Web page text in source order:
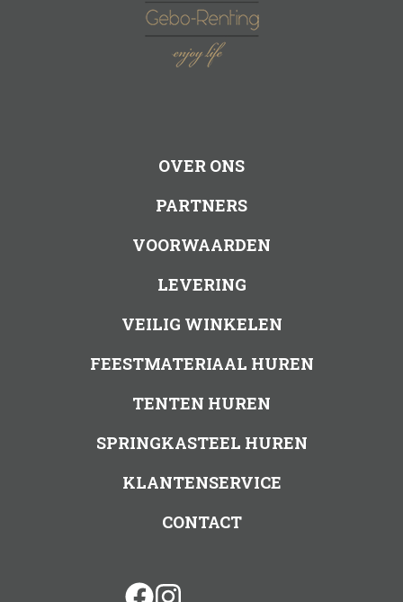
OVER ONS
PARTNERS
VOORWAARDEN
LEVERING
VEILIG WINKELEN
FEESTMATERIAAL HUREN
TENTEN HUREN
SPRINGKASTEEL HUREN
KLANTENSERVICE
CONTACT
facebook